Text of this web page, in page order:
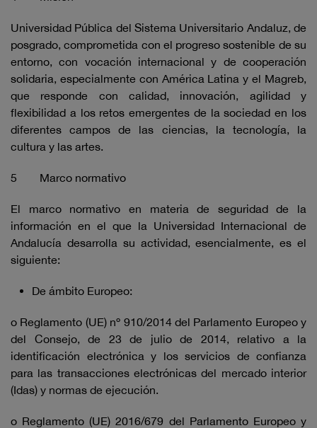
Universidad Pública del Sistema Universitario Andaluz, de
posgrado, comprometida con el progreso sostenible de su
entorno, con vocación internacional y de cooperación
solidaria, especialmente con América Latina y el Magreb,
que responde con calidad, innovación, agilidad y
flexibilidad a los retos emergentes de la sociedad en los
diferentes campos de las ciencias, la tecnología, la
cultura y las artes.
5 Marco normativo
El marco normativo en materia de seguridad de la
información en el que la Universidad Internacional de
Andalucía desarrolla su actividad, esencialmente, es el
siguiente:
De ámbito Europeo:
o Reglamento (UE) nº 910/2014 del Parlamento Europeo y
del Consejo, de 23 de julio de 2014, relativo a la
identificación electrónica y los servicios de confianza
para las transacciones electrónicas del mercado interior
(Idas) y normas de ejecución.
o Reglamento (UE) 2016/679 del Parlamento Europeo y